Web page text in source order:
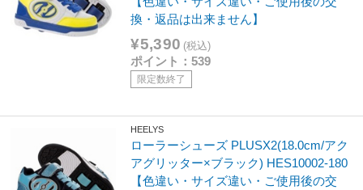
換・返品は出来ません】
¥5,390 (税込)
ポイント：539
限定数終了
HEELYS
ローラーシューズ PLUSX2(18.0cm/アク
アグリッター×ブラック) HES10002-180
【色違い・サイズ違い・ご使用後の交